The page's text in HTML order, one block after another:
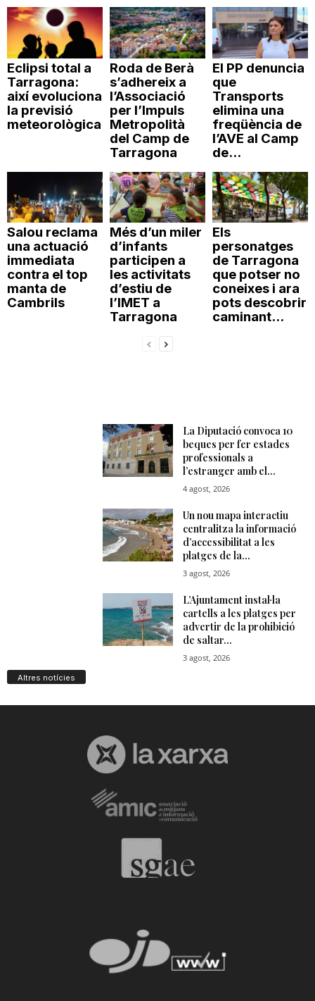
Eclipsi total a
Tarragona:
així evoluciona
la previsió
meteorològica
Roda de Berà
s’adhereix a
l’Associació
per l’Impuls
Metropolità
del Camp de
Tarragona
El PP denuncia
que
Transports
elimina una
freqüència de
l’AVE al Camp
de...
Salou reclama
una actuació
immediata
contra el top
manta de
Cambrils
Més d’un miler
d’infants
participen a
les activitats
d’estiu de
l’IMET a
Tarragona
Els
personatges
de Tarragona
que potser no
coneixes i ara
pots descobrir
caminant...
Altres notícies